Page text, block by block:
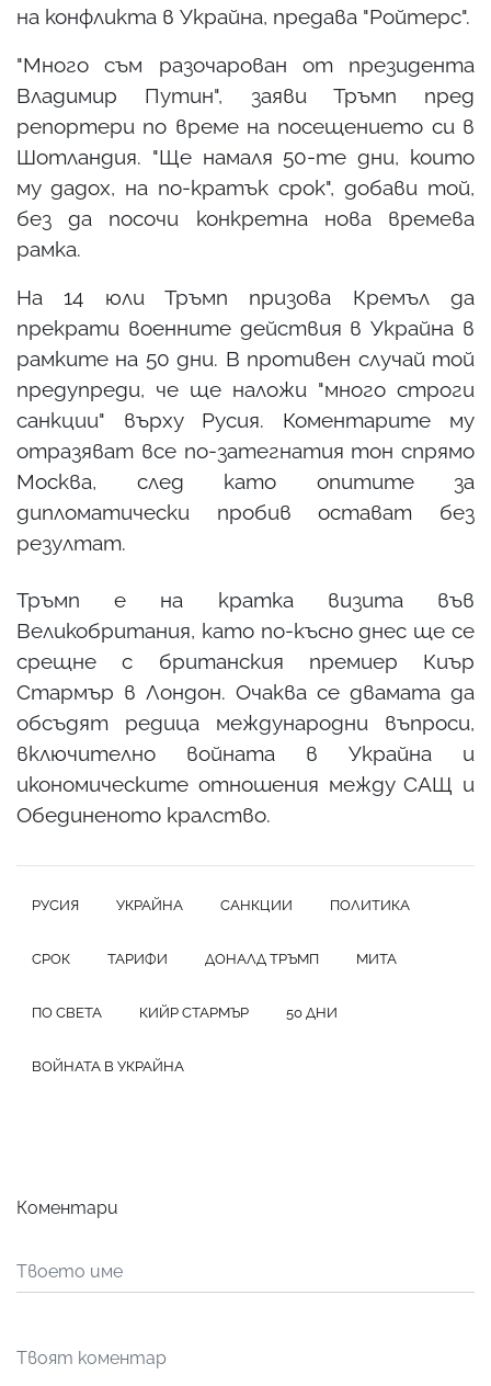
на конфликта в Украйна, предава "Ройтерс".
"Много съм разочарован от президента
Владимир Путин", заяви Тръмп пред
репортери по време на посещението си в
Шотландия. "Ще намаля 50-те дни, които
му дадох, на по-кратък срок", добави той,
без да посочи конкретна нова времева
рамка.
На 14 юли Тръмп призова Кремъл да
прекрати военните действия в Украйна в
рамките на 50 дни. В противен случай той
предупреди, че ще наложи "много строги
санкции" върху Русия. Коментарите му
отразяват все по-затегнатия тон спрямо
Москва, след като опитите за
дипломатически пробив остават без
резултат.
Тръмп е на кратка визита във
Великобритания, като по-късно днес ще се
срещне с британския премиер Киър
Стармър в Лондон. Очаква се двамата да
обсъдят редица международни въпроси,
включително войната в Украйна и
икономическите отношения между САЩ и
Обединеното кралство.
РУСИЯ УКРАЙНА САНКЦИИ ПОЛИТИКА
СРОК ТАРИФИ ДОНАЛД ТРЪМП МИТА
ПО СВЕТА КИЙР СТАРМЪР 50 ДНИ
ВОЙНАТА В УКРАЙНА
Коментари